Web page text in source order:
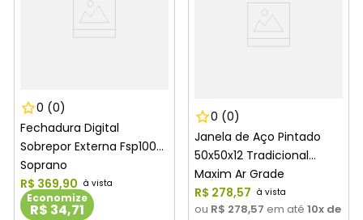
0 (0)
Fechadura Digital
Sobrepor Externa Fsp100
Soprano
R$ 369,90
Economize
R$ 34,71
0 (0)
Janela de Aço Pintado
50x50x12 Tradicional
Maxim Ar Grade
Quadriculada Branca
Haiala
R$ 278,57
ou R$ 278,57 em até 10x de